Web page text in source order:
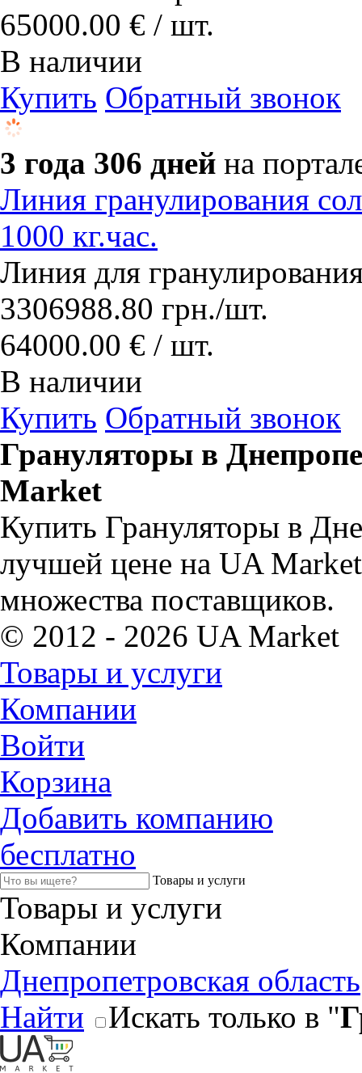
65000.00 € / шт.
В наличии
Купить Обратный звонок
3 года 306 дней на
Линия гранулирования
1000 кг.час.
​Линия для
3306988.80 грн./шт.
64000.00 € / шт.
В наличии
Купить Обратный звонок
Грануляторы в
Market
Купить Грануляторы в
лучшей цене на UA
множества поставщиков.
© 2012 - 2026 UA Market
Товары и услуги
Компании
Войти
Корзина
Добавить компанию
бесплатно
Товары и услуги
Товары и услуги
Компании
Днепропетровская область
Найти
Искать только в "